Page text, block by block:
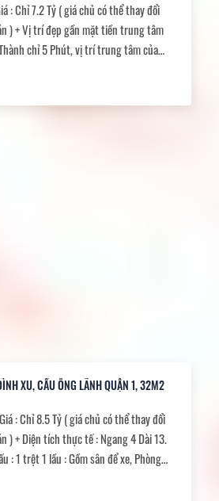
: Chỉ 7.2 Tỷ ( giá chủ có thể thay đổi
) + Vị trí đẹp gần mặt tiền trung tâm
chỉ 5 Phút, vị trí trung tâm của
ích bủa vây xung quanh. + Kết cấu: 1
mát. + Pháp lý chuẩn, sổ ở nhà
XU, CẦU ÔNG LÃNH QUẬN 1, 32M2
: Chỉ 8.5 Tỷ ( giá chủ có thể thay đổi
) + Diện tích thực tế : Ngang 4 Dài 13.
: 1 trệt 1 lầu : Gồm sân để xe, Phòng
3 vệ sinh. Ban công. + Hẻm : trước